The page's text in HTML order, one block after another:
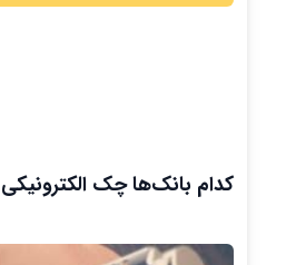
کدام بانک‌ها چک الکترونیکی